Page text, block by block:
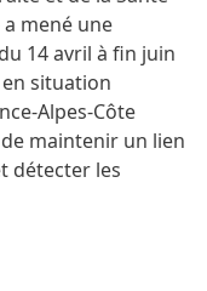
a mené une
14 avril à fin juin
situation
Alpes-Côte
maintenir un lien
détecter les